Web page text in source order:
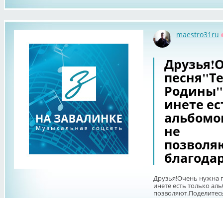
maestro31ru
инете
не
Друзья!Очень нужна
инете есть только